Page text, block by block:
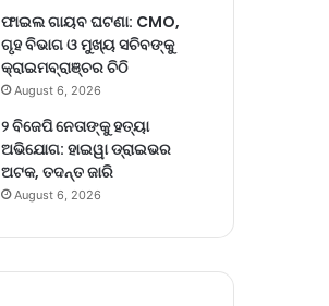
ଫାଇଲ ଗାୟବ ଘଟଣା: CMO,
ଗୃହ ବିଭାଗ ଓ ମୁଖ୍ୟ ସଚିବଙ୍କୁ
କ୍ରାଇମବ୍ରାଞ୍ଚର ଚିଠି
August 6, 2026
୨ ବିଜେପି ନେତାଙ୍କୁ ହତ୍ୟା
ଅଭିଯୋଗ: ହାଇୱା ଡ୍ରାଇଭର
ଅଟକ, ତଦନ୍ତ ଜାରି
August 6, 2026